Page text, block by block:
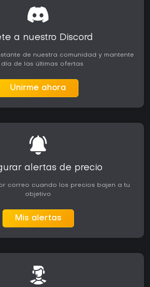
a nuestro Discord
de nuestra comunidad y mantente
día de las últimas ofertas
Unirme ahora
alertas de precio
correo cuando los precios bajen a tu
objetivo
Mis alertas